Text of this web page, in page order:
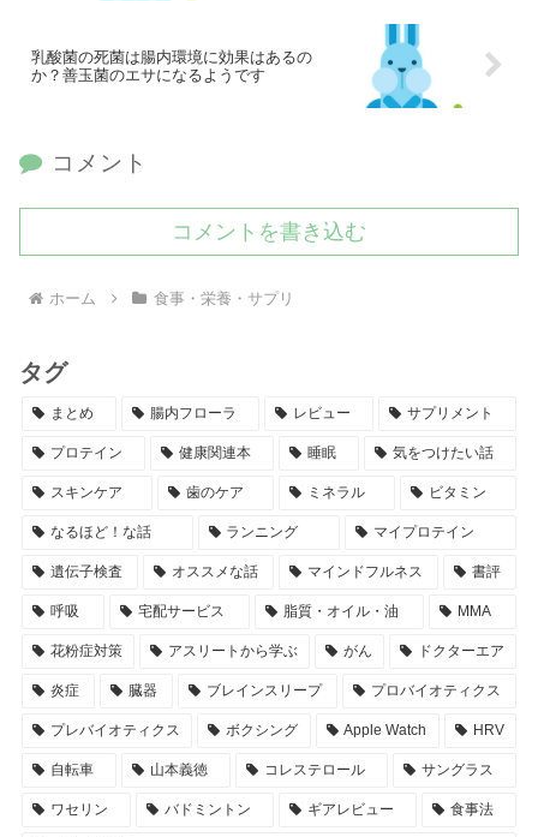
乳酸菌の死菌は腸内環境に効果はあるの
か？善玉菌のエサになるようです
コメント
コメントを書き込む
ホーム 食事・栄養・サプリ
タグ
まとめ 腸内フローラ レビュー サプリメント
プロテイン 健康関連本 睡眠 気をつけたい話
スキンケア 歯のケア ミネラル ビタミン
なるほど！な話 ランニング マイプロテイン
遺伝子検査 オススメな話 マインドフルネス 書評
呼吸 宅配サービス 脂質・オイル・油 MMA
花粉症対策 アスリートから学ぶ がん ドクターエア
炎症 臓器 ブレインスリープ プロバイオティクス
プレバイオティクス ボクシング Apple Watch HRV
自転車 山本義徳 コレステロール サングラス
ワセリン バドミントン ギアレビュー 食事法